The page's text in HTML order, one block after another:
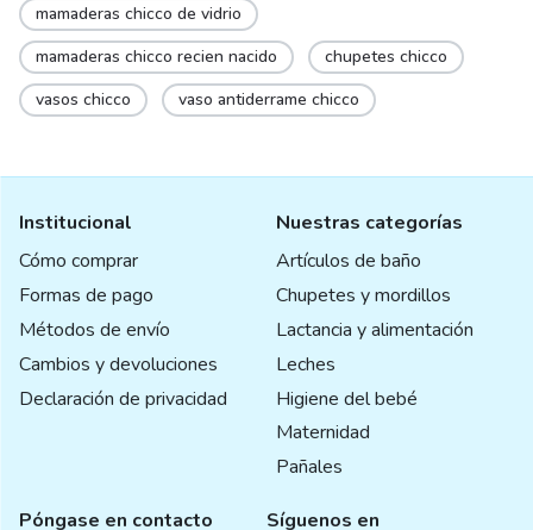
mamaderas chicco de vidrio
mamaderas chicco recien nacido
chupetes chicco
vasos chicco
vaso antiderrame chicco
Institucional
Cómo comprar
Formas de pago
Métodos de envío
Cambios y devoluciones
Declaración de privacidad
Nuestras categorías
Artículos de baño
Chupetes y mordillos
Lactancia y alimentación
Leches
Higiene del bebé
Maternidad
Pañales
Póngase en contacto Síguenos en